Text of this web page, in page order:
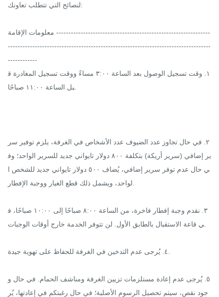
لنصائح التي تتطلب تعاونك:
معلومات الإقامة ---------------------------------------------------------------
-----------------------------------------------------------------------------------
------------
١. وقت تسجيل الوصول بعد الساعة ٣:٠٠ مساءً ووقت تسجيل المغادرة ق
بل الساعة ١١:٠٠ صباحًا.
٢. في حال تجاوز عدد الضيوف عدد الأشخاص في الغرفة، يلزم توفير سر
ير إضافي (سرير أريكة) بتكلفة ٨٠٠ دولار تايواني جديد للسرير الواحد؛ وف
ي حال عدم توفر سرير إضافي، يُضاف ٥٠٠ دولار تايواني جديد للشخص ا
لواحد، ويشمل ذلك قطع الغيار ووجبة الإفطار.
٣. نقدم وجبة إفطار فاخرة، من الساعة ٨:٠٠ صباحًا إلى ١٠:٠٠ صباحًا، ف
ي قاعة الاستقبال بالطابق الأول. لن تتوفر الخدمة خارج أوقات الوجبات.
٤. يُرجى عدم التدخين في الغرفة للحفاظ على تهوية جيدة.
٥. يُرجى عدم إعادة مستلزمات تزيين الغرفة ومناشف الحمام. في حال و
جود نقص، سيتم تحصيل الرسوم الأصلية؛ في حال رغبتكم في إعادتها، يُر